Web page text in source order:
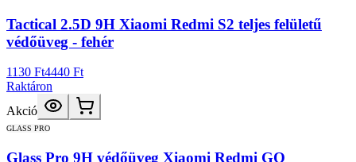
Tactical 2.5D 9H Xiaomi Redmi S2 teljes felületű
védőüveg - fehér
1130 Ft4440 Ft
Raktáron
Akció
GLASS PRO
Glass Pro 9H védőüveg Xiaomi Redmi GO